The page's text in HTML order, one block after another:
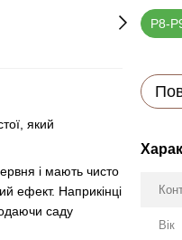
який
і мають чисто
ефект. Наприкінці
саду
P8-
Вік